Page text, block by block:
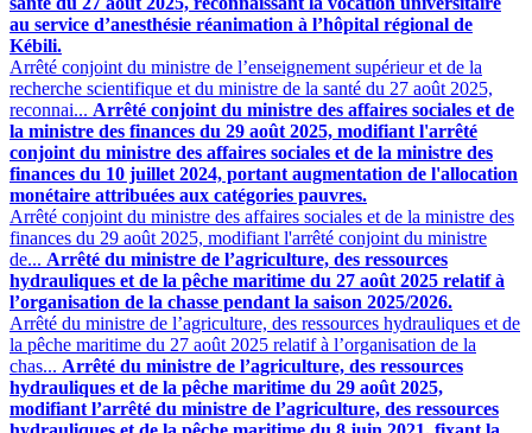
au service d’anesthésie réanimation à l’hôpital régional de
Kébili.
Arrêté conjoint du ministre de l’enseignement supérieur et de la
recherche scientifique et du ministre de la santé du 27 août 2025,
reconnai... Arrêté conjoint du ministre des affaires sociales et de
la ministre des finances du 29 août 2025, modifiant l'arrêté
conjoint du ministre des affaires sociales et de la ministre des
finances du 10 juillet 2024, portant augmentation de l'allocation
monétaire attribuées aux catégories pauvres.
Arrêté conjoint du ministre des affaires sociales et de la ministre des
finances du 29 août 2025, modifiant l'arrêté conjoint du ministre
de... Arrêté du ministre de l’agriculture, des ressources
hydrauliques et de la pêche maritime du 27 août 2025 relatif à
l’organisation de la chasse pendant la saison 2025/2026.
Arrêté du ministre de l’agriculture, des ressources hydrauliques et de
la pêche maritime du 27 août 2025 relatif à l’organisation de la
chas... Arrêté du ministre de l’agriculture, des ressources
hydrauliques et de la pêche maritime du 29 août 2025,
modifiant l’arrêté du ministre de l’agriculture, des ressources